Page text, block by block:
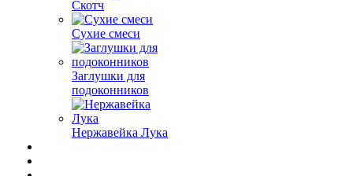
Скотч
Сухие смеси
Заглушки для
подоконников
Нержавейка Лука